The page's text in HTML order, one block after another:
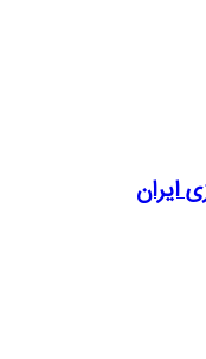
ایران